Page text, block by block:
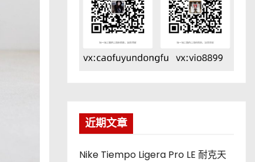
近期文章
Nike Tiempo Ligera Pro LE 耐克天